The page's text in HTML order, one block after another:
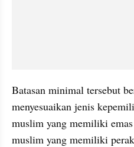
Batasan minimal tersebut
menyesuaikan jenis
muslim yang memiliki
muslim yang memiliki